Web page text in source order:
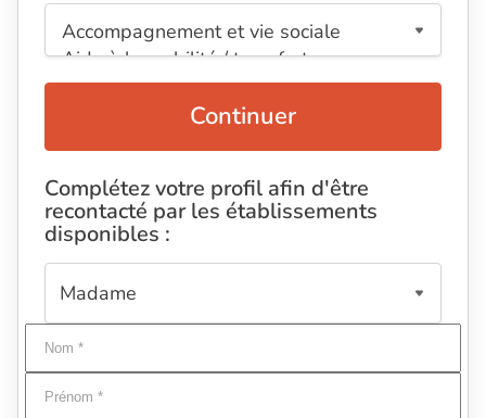
Continuer
Complétez votre profil afin d'être
recontacté par les établissements
disponibles :